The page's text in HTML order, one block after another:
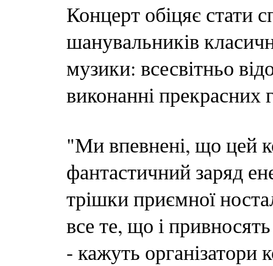
Концерт обіцяє стати
шанувальників
музики: всесвітньо
виконанні прекрасних
"Ми впевнені, що цей
фантастичний заряд
трішки приємної
все те, що і
- кажуть організатори